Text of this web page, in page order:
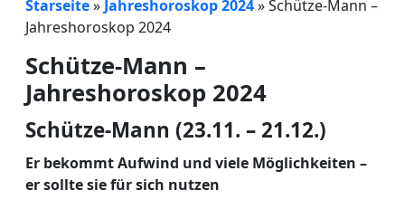
Starseite» Jahreshoroskop 2024»Schütze-Mann –
Jahreshoroskop 2024
Schütze-Mann –
Jahreshoroskop 2024
Schütze-Mann (23.11. – 21.12.)
Er bekommt Aufwind und viele Möglichkeiten –
er sollte sie für sich nutzen